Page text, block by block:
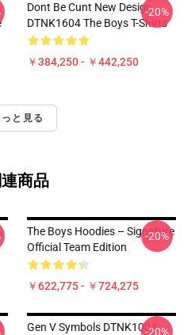
Dont Be Cunt New Design
DTNK1604 The Boys T-Shirts
￥384,250 - ￥442,250
-20%
っと見る
商品
The Boys Hoodies – Signature
Official Team Edition
￥622,775 - ￥724,275
-20%
Gen V Symbols DTNK1004-20%